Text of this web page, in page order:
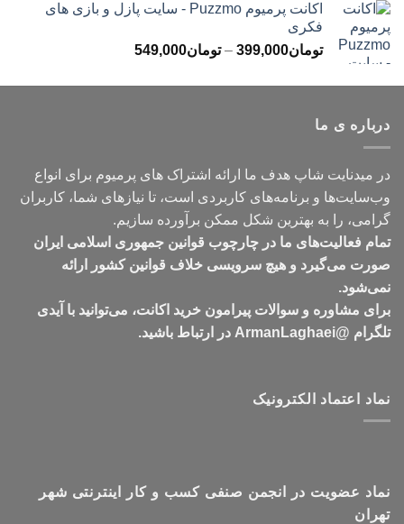
اکانت پرمیوم Puzzmo - سایت پازل و بازی های
فکری
تومان399,000
– تومان549,000محدوده
تومان399,000
درباره ی ما
در میدنایت شاپ هدف ما ارائه اشتراک های پرمیوم برای انواع
وب‌سایت‌ها و برنامه‌های کاربردی است، تا نیازهای شما، کاربران
گرامی، را به بهترین شکل ممکن برآورده سازیم.
تمام فعالیت‌های ما در چارچوب قوانین جمهوری اسلامی ایران
صورت می‌گیرد و هیچ سرویسی خلاف قوانین کشور ارائه
نمی‌شود.
برای مشاوره و سوالات پیرامون خرید اکانت، می‌توانید با آیدی
تلگرام @ArmanLaghaei در ارتباط باشید.
نماد اعتماد الکترونیک
نماد عضویت در انجمن صنفی کسب و کار اینترنتی شهر
تهران